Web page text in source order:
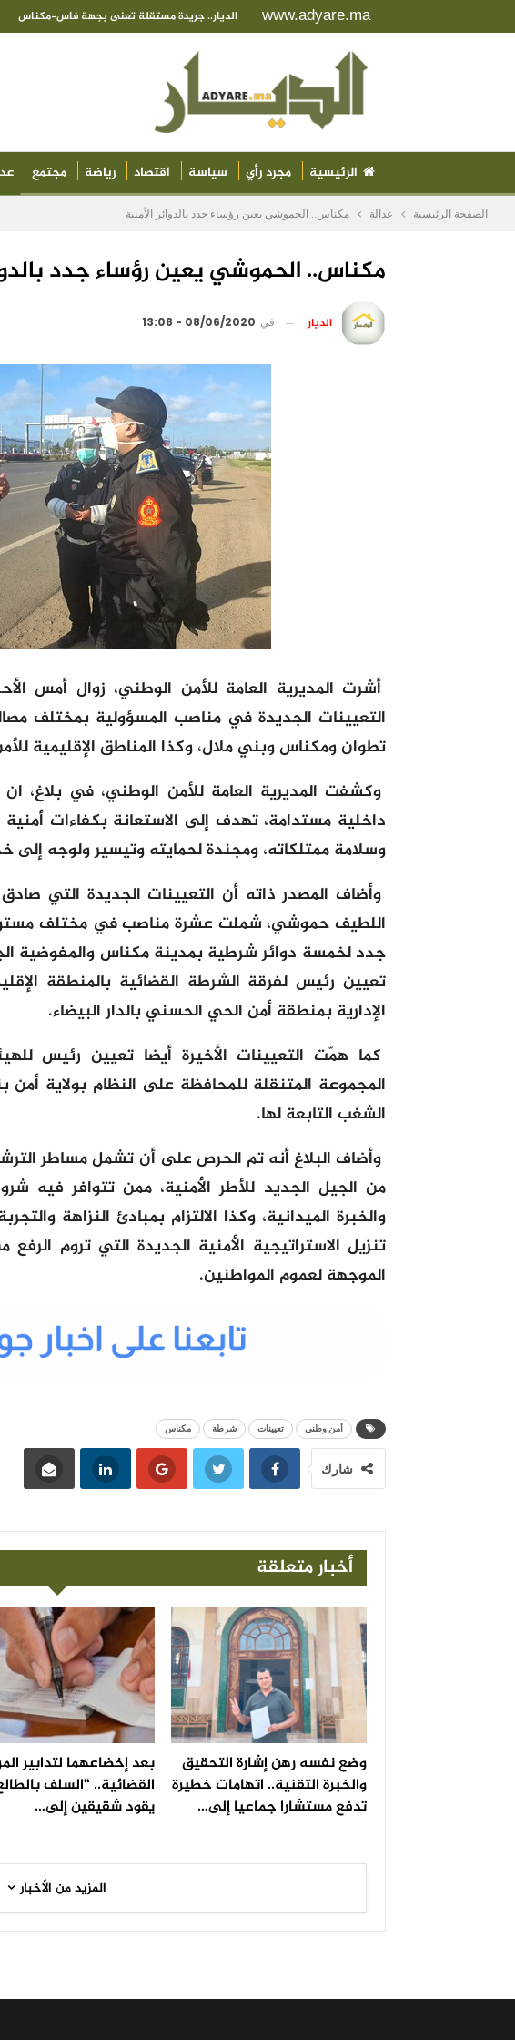
www.adyare.ma الديار.. جريدة مستقلة تعنى بجهة فاس-مكناس
الرئيسية مجرد رأي سياسة اقتصاد رياضة مجتمع
الصفحة الرئيسية عدالة مكناس.. الحموشي يعين رؤساء جدد بالدوائر الأمنية
مكناس.. الحموشي يعين رؤساء جدد
الديار في 08/06/2020 - 13:08
التعيينات الجديدة في مناصب المسؤولية بمختلف
تطوان ومكناس وبني ملال، وكذا المناطق الإقليمية
وكشفت المديرية العامة للأمن الوطني، في بلاغ،
داخلية مستدامة، تهدف إلى الاستعانة بكفاءات
وسلامة ممتلكاته، ومجندة لحمايته وتيسير ولوجه إلى
وأضاف المصدر ذاته أن التعيينات الجديدة التي
اللطيف حموشي، شملت عشرة مناصب في مختلف
جدد لخمسة دوائر شرطية بمدينة مكناس والمفوضية
تعيين رئيس لفرقة الشرطة القضائية بالمنطقة
الإدارية بمنطقة أمن الحي الحسني بالدار البيضاء.
كما همّت التعيينات الأخيرة أيضا تعيين رئيس
المجموعة المتنقلة للمحافظة على النظام بولاية أمن
الشغب التابعة لها.
وأضاف البلاغ أنه تم الحرص على أن تشمل مساطر
من الجيل الجديد للأطر الأمنية، ممن تتوافر فيه
والخبرة الميدانية، وكذا الالتزام بمبادئ النزاهة
تنزيل الاستراتيجية الأمنية الجديدة التي تروم
الموجهة لعموم المواطنين.
أمن وطني تعيينات شرطة مكناس
شارك
أخبار متعلقة
وضع نفسه رهن إشارة التحقيق
والخبرة التقنية.. اتهامات خطيرة
تدفع مستشارا جماعيا إلى…
بعد إخضاعهما لتدابير
القضائية.. “السلف
يقود شقيقين إلى…
المزيد من الأخبار